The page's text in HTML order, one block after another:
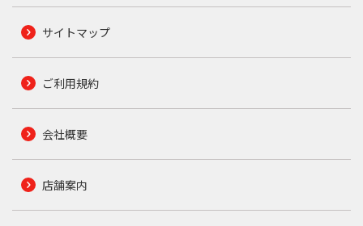
サイトマップ
ご利用規約
会社概要
店舗案内